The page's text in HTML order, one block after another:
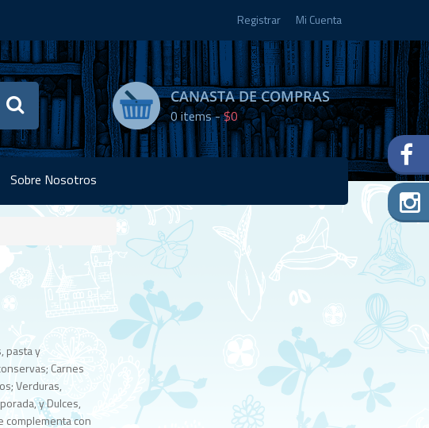
Registrar Mi Cuenta
CANASTA DE COMPRAS
0items -$0
Sobre Nosotros
pasta y
Carnes
Verduras,
y Dulces,
complementa con
Disponibilidad:
Agotado